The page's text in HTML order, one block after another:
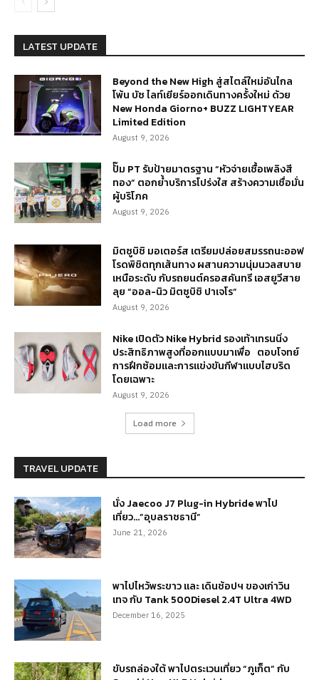
LATEST UPDATE
Beyond the New High สู่สไตล์ใหม่อันไกล
โพ้น บัซ ไลท์เยียร์ออกเดินทางครั้งใหม่ ด้วย
New Honda Giorno+ BUZZ LIGHTYEAR
Limited Edition
August 9, 2026
ปั๊ม PT รับป้ายมาตรฐาน “หัวจ่ายเชื้อเพลิงสี
ทอง” ตอกย้ำบริการโปร่งใส สร้างความเชื่อมั่น
ผู้บริโภค
August 9, 2026
มิตซูบิชิ มอเตอร์ส เตรียมปล่อยสมรรถนะออฟ
โรดพิชิตทุกเส้นทาง ผสานความนุ่มนวลสบาย
เหนือระดับ กับรถยนต์ครอสคันทรี เอสยูวีสาย
ลุย “ออล-นิว มิตซูบิชิ ปาเจโร”
August 9, 2026
Nike เปิดตัว Nike Hybrid รองเท้าเทรนนิ่ง
ประสิทธิภาพสูงที่ออกแบบมาเพื่อ ตอบโจทย์
การฝึกซ้อมและการแข่งขันกีฬาแบบไฮบริด
โดยเฉพาะ
August 9, 2026
Load more
TRAVEL UPDATE
นั่ง Jaecoo J7 Plug-in Hybride พาไป
เที่ยว…”อุบลราชธานี”
June 21, 2026
พาไปไหว้พระขาว และ เดินช้อปฯ ของเก่าวิน
เทจ กับ Tank 500Diesel 2.4T Ultra 4WD
December 16, 2025
ขับรถล่องใต้ พาไปตระเวนเที่ยว “ภูเก็ต” กับ